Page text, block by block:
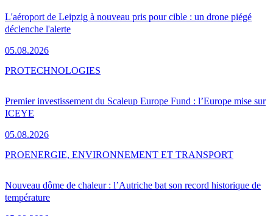
L'aéroport de Leipzig à nouveau pris pour cible : un drone piégé
déclenche l'alerte
05.08.2026
Premier investissement du Scaleup Europe Fund : l’Europe mise sur
ICEYE
05.08.2026
PROTECHNOLOGIES
Nouveau dôme de chaleur : l’Autriche bat son record historique de
température
PROENERGIE, ENVIRONNEMENT ET TRANSPORT